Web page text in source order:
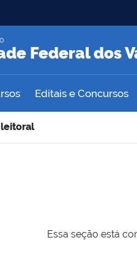
Federal dos
Editais e Concursos
Essa seção está